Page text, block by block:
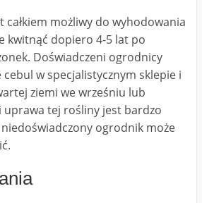
całkiem możliwy do wyhodowania
kwitnąć dopiero 4-5 lat po
Doświadczeni ogrodnicy
w specjalistycznym sklepie i
ziemi we wrześniu lub
uprawa tej rośliny jest bardzo
ogrodnik może